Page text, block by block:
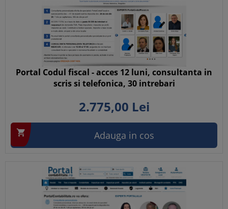
Portal Codul fiscal - acces 12 luni, consultanta in
scris si telefonica, 30 intrebari
2.775,00 Lei
 Adauga in cos